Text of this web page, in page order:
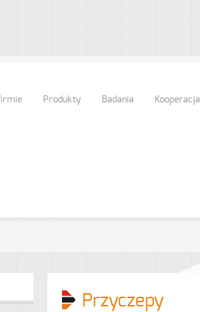
Produkty Badania Kooperacja
Przyczepy